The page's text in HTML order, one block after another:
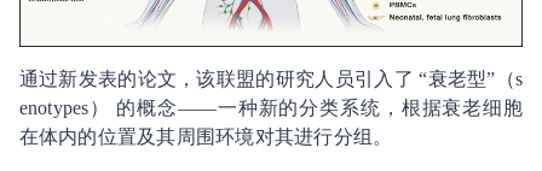
通过新发表的论文，该联盟的研究人员引入了 “衰老型”（s
enotypes） 的概念——一种新的分类系统，根据衰老细胞
在体内的位置及其周围环境对其进行分组。